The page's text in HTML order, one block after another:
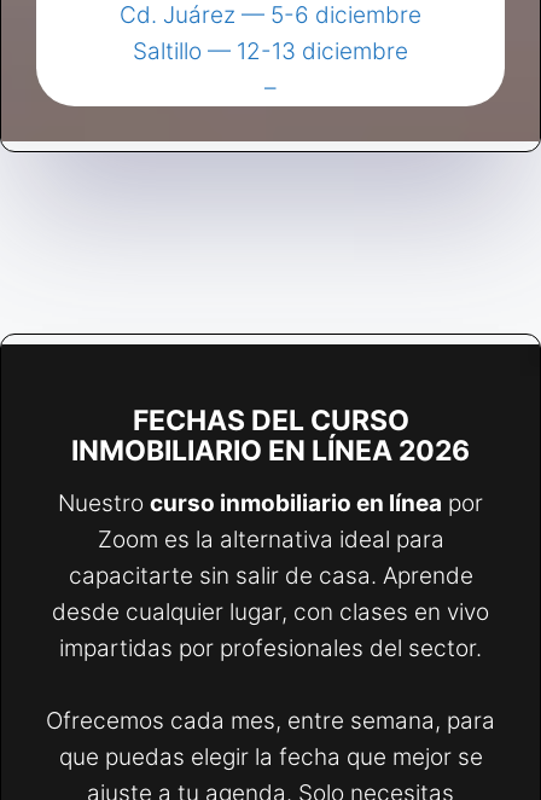
Cd. Juárez — 5-6 diciembre
Saltillo — 12-13 diciembre
–
FECHAS DEL CURSO
INMOBILIARIO EN LÍNEA 2026
Nuestro curso inmobiliario en línea por
Zoom es la alternativa ideal para
capacitarte sin salir de casa. Aprende
desde cualquier lugar, con clases en vivo
impartidas por profesionales del sector.
Ofrecemos cada mes, entre semana, para
que puedas elegir la fecha que mejor se
ajuste a tu agenda. Solo necesitas